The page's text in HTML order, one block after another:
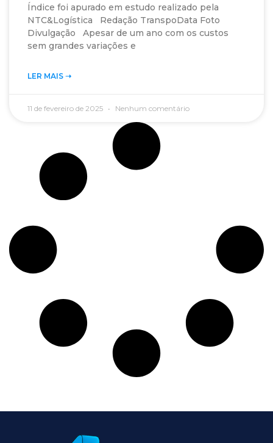
Índice foi apurado em estudo realizado pela
NTC&Logística Redação TranspoData Foto
Divulgação Apesar de um ano com os custos
sem grandes variações e
LER MAIS ➝‬
11 de fevereiro de 2025 Nenhum comentário